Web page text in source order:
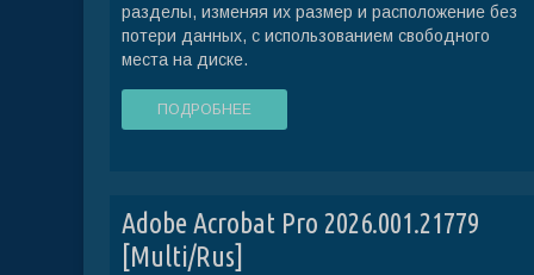
разделы, изменяя их размер и расположение без
потери данных, с использованием свободного
места на диске.
ПОДРОБНЕЕ
Adobe Acrobat Pro 2026.001.21779
[Multi/Rus]